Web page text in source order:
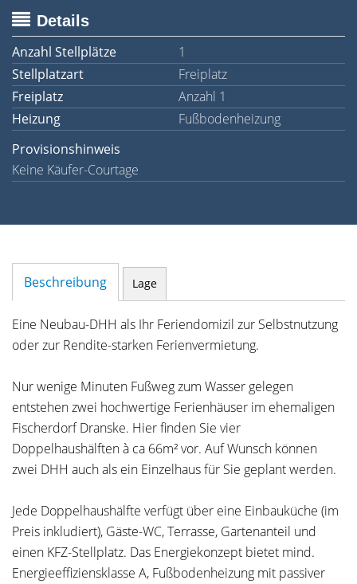
Details
Anzahl Stellplätze
1
Stellplatzart
Freiplatz
Freiplatz
Anzahl 1
Heizung
Fußbodenheizung
Provisionshinweis
Keine Käufer-Courtage
Beschreibung Lage
Eine Neubau-DHH als Ihr Feriendomizil zur Selbstnutzung
oder zur Rendite-starken Ferienvermietung.
Nur wenige Minuten Fußweg zum Wasser gelegen
entstehen zwei hochwertige Ferienhäuser im ehemaligen
Fischerdorf Dranske. Hier finden Sie vier
Doppelhaushälften à ca 66m² vor. Auf Wunsch können
zwei DHH auch als ein Einzelhaus für Sie geplant werden.
Jede Doppelhaushälfte verfügt über eine Einbauküche (im
Preis inkludiert), Gäste-WC, Terrasse, Gartenanteil und
einen KFZ-Stellplatz. Das Energiekonzept bietet mind.
Energieeffiziensklasse A, Fußbodenheizung mit passiver